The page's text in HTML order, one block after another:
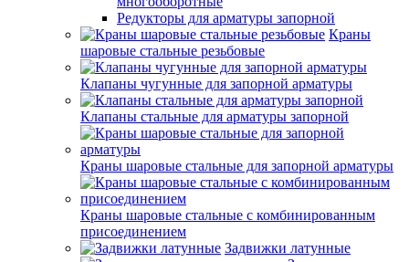
Редукторы для арматуры запорной
Краны
шаровые стальные резьбовые
Клапаны чугунные для запорной арматуры
Клапаны стальные для арматуры запорной
Краны шаровые стальные для запорной арматуры
Краны шаровые стальные с комбинированным
присоединением
Задвижки латунные